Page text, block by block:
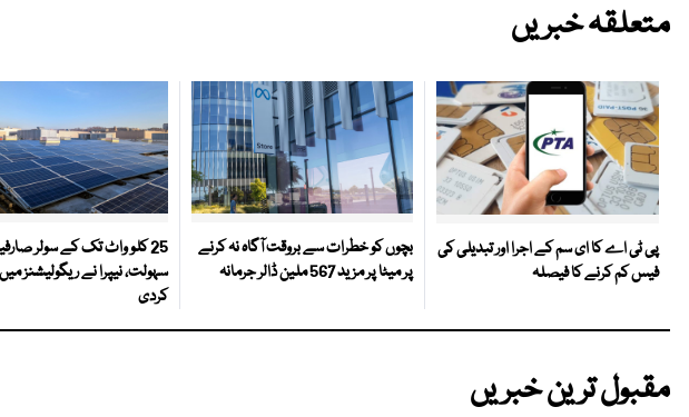
متعلقہ خبریں
پی ٹی اے کا ای سم کے اجرا اور تبدیلی کی
فیس کم کرنے کا فیصلہ
بچوں کو خطرات سے بروقت آگاہ نہ کرنے
پر میٹا پر مزید 567 ملین ڈالر جرمانہ
25 کلو واٹ تک کے سولر
سہولت، نیپرا نے ریگولیشنز
کردی
مقبول ترین خبریں